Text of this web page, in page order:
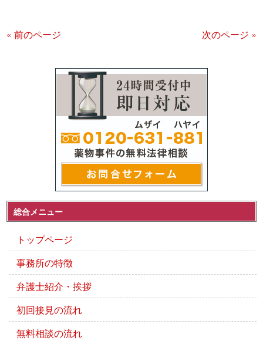
« 前のページ 次のページ »
総合メニュー
トップページ
事務所の特徴
弁護士紹介・挨拶
初回接見の流れ
無料相談の流れ